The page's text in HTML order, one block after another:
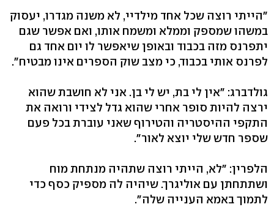
"הייתי רוצה שכל אחד מילדיי, לא משנה מגדרו, יעסוק
במשהו שמספק וממלא ומשמח אותו, ואם אפשר שגם
יתפרנס מזה בכבוד ובאופן שיאפשר לו יום אחד גם
לפרנס אותי בכבוד, כי מצב שוק הספרים אינו מבטיח".
גולדברג: "אין לי בת, יש לי בן. אני לא חושבת שהוא
ירצה להיות סופר אחרי שהוא גדל לצידי ורואה את
התקפי ההיסטריה והטירוף שאני עוברת בכל פעם
שספר חדש שלי יוצא לאור".
הלפרין: "לא, הייתי רוצה שתהיה מנתחת מוח
ושתתחתן עם אוליגרך. שיהיה לה מספיק כסף כדי
לתמוך באמא הענייה שלה".